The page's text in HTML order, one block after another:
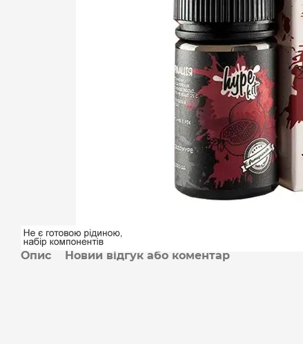
Опис Новий відгук або коментар